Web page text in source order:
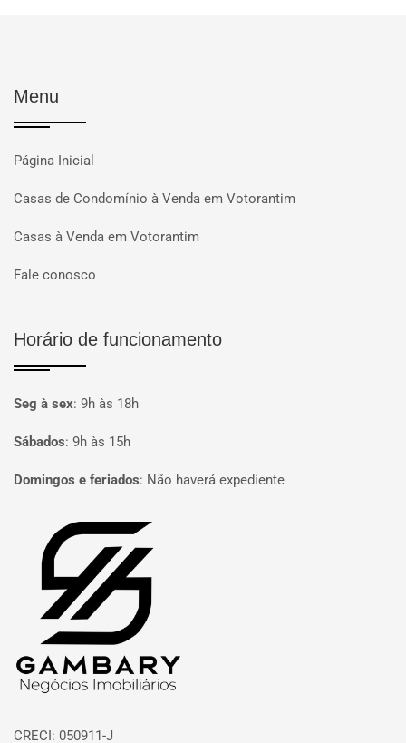
Menu
Página Inicial
Casas de Condomínio à Venda em Votorantim
Casas à Venda em Votorantim
Fale conosco
Horário de funcionamento
Seg à sex: 9h às 18h
Sábados: 9h às 15h
Domingos e feriados: Não haverá expediente
Página inicial
CRECI: 050911-J